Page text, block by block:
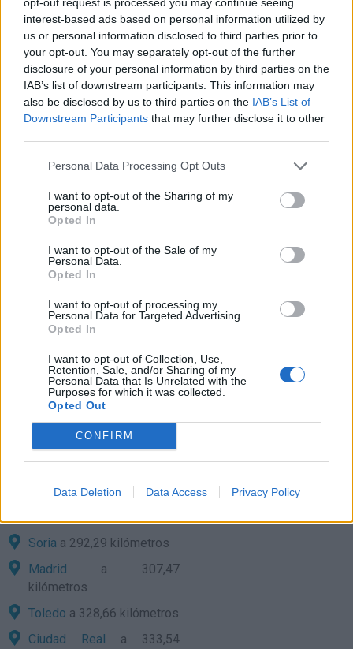
interest-based ads based on personal information utilized by
us or personal information disclosed to third parties prior to
your opt-out. You may separately opt-out of the further
disclosure of your personal information by third parties on the
IAB’s list of downstream participants. This information may
also be disclosed by us to third parties on the IAB’s List of
Downstream Participants that may further disclose it to other
Personal Data Processing Opt Outs
I want to opt-out of the Sharing of my
personal data.
Opted In
I want to opt-out of the Sale of my
Personal Data.
Opted In
I want to opt-out of processing my
Personal Data for Targeted Advertising.
Opted In
I want to opt-out of Collection, Use,
Retention, Sale, and/or Sharing of my
Personal Data that Is Unrelated with the
Purposes for which it was collected.
Opted Out
CONFIRM
Data Deletion Data Access Privacy Policy
Valenciaa 38,31
kilómetros
Teruela 100,37 kilómetros
Alicantea 161,72
kilómetros
Albacetea 168,28
kilómetros
Tarragona a 191,74
kilómetros
Lleidaa 214,94 kilómetros
Zaragozaa 216,48
kilómetros
Palma de Mallorcaa
243,72 kilómetros
Huescaa 262,95
kilómetros
Barcelonaa 267,27
Guadalajaraa 270,20
Soria a 292,29 kilómetros
Madrid a 307,47
kilómetros
Toledo a 328,66 kilómetros
Ciudad Real a 333,54